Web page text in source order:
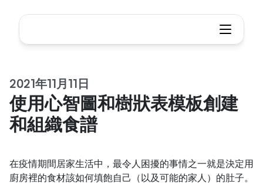
2021年11月11日
使用心智圖和樹狀表模板創建
和組織食譜
在疫情期間居家生活中，最令人困擾的事情之一就是決定用
廚房裡的食材該如何填飽自己（以及可能的家人）的肚子。